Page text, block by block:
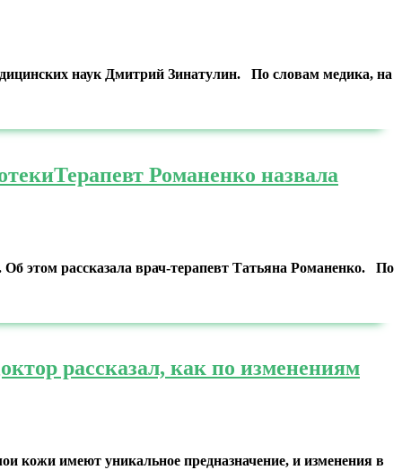
наук Дмитрий Зинатулин. По словам медика, на
Терапевт Романенко назвала
Об этом рассказала врач-терапевт Татьяна Романенко. По
рассказал, как по изменениям
кожи имеют уникальное предназначение, и изменения в